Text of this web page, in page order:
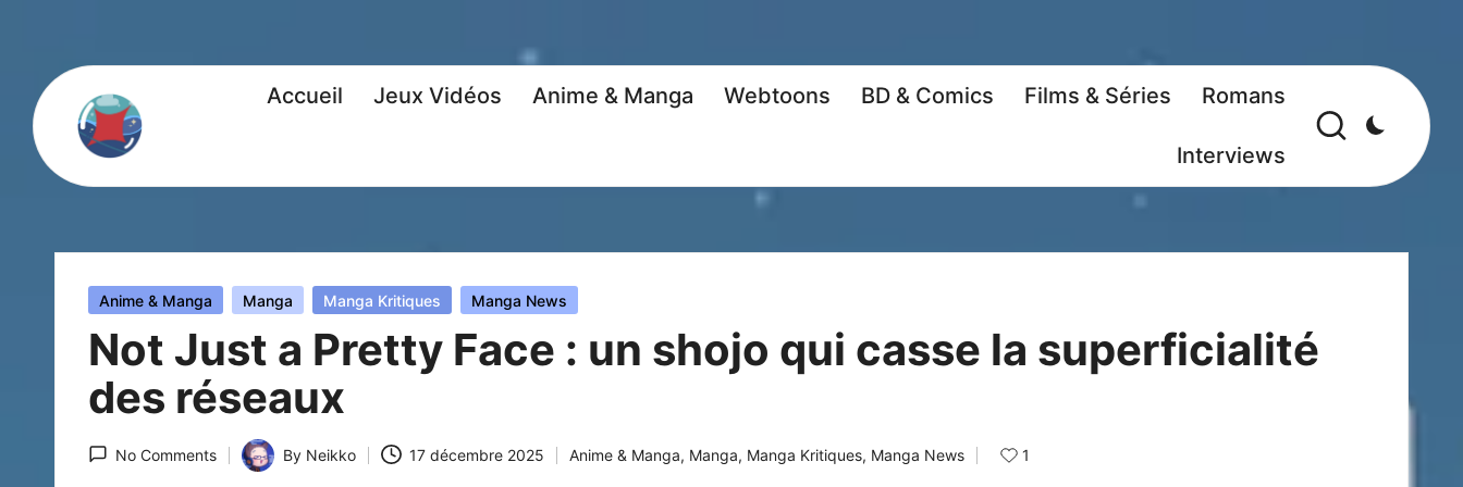
Accueil Jeux Vidéos Anime & Manga Webtoons BD & Comics Films & Séries Romans
Interviews
Posted
Anime & Manga Manga Manga Kritiques Manga News
Not Just a Pretty Face : un shojo qui casse la superficialité
des réseaux
No Comments
Posted
By Neikko 17 décembre 2025
Posted
Anime & Manga, Manga, Manga Kritiques, Manga News 1